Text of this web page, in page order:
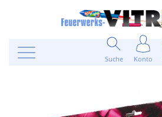
Suche Konto